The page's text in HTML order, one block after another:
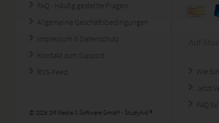
FAQ - Häufig gestellte Fragen
Allgemeine Geschäftsbedingungen
Impressum & Datenschutz
Kontakt zum Support
RSS-Feed
© 2026 1M Media & Software GmbH - StudyAid ®
Wie
Jetzt
FAQ